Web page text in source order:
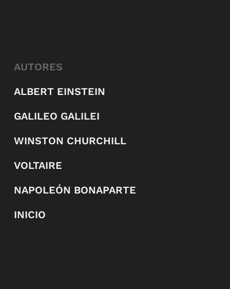
AUTORES
ALBERT EINSTEIN
GALILEO GALILEI
WINSTON CHURCHILL
VOLTAIRE
NAPOLEÓN BONAPARTE
INICIO